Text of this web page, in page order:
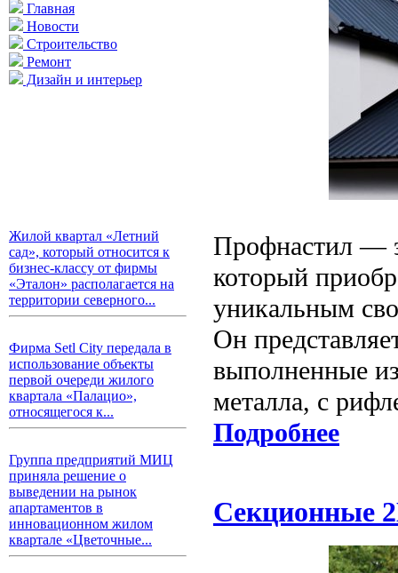
Главная
Новости
Строительство
Ремонт
Дизайн и интерьер
Жилой квартал «Летний
сад», который относится к
бизнес-классу от фирмы
«Эталон» располагается на
территории северного...
Фирма Setl City передала в
использование объекты
первой очереди жилого
квартала «Палацио»,
относящегося к...
Группа предприятий МИЦ
приняла решение о
выведении на рынок
апартаментов в
инновационном жилом
квартале «Цветочные...
Профнастил —
который
уникальным
Он
выполненные
металла, с
Подробнее
Секционные